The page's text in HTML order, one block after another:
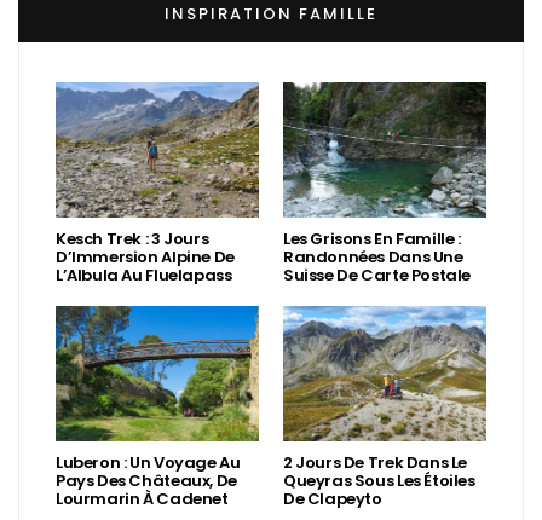
INSPIRATION FAMILLE
Kesch Trek : 3 Jours
D’Immersion Alpine De
L’Albula Au Fluelapass
Les Grisons En Famille :
Randonnées Dans Une
Suisse De Carte Postale
Luberon : Un Voyage Au
Pays Des Châteaux, De
Lourmarin À Cadenet
2 Jours De Trek Dans Le
Queyras Sous Les Étoiles
De Clapeyto